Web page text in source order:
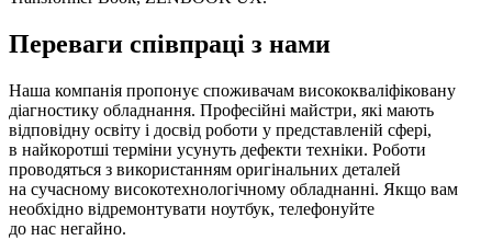
Переваги співпраці з нами
Наша компанія пропонує споживачам висококваліфіковану
діагностику обладнання. Професійні майстри, які мають
відповідну освіту і досвід роботи у представленій сфері,
в найкоротші терміни усунуть дефекти техніки. Роботи
проводяться з використанням оригінальних деталей
на сучасному високотехнологічному обладнанні. Якщо вам
необхідно відремонтувати ноутбук, телефонуйте
до нас негайно.